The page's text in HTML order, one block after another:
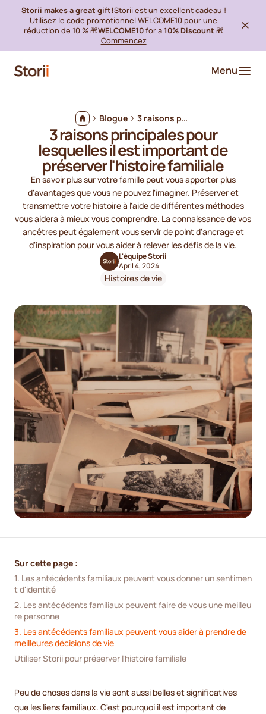
Storii makes a great gift!Storii est un excellent cadeau !
Utilisez le code promotionnel WELCOME10 pour une
réduction de 10 % 🎁WELCOME10for a10% Discount 🎁
Commencez
Menu
Blogue 3 raisons principales pour lesquelles il est important de préserver l'histoire familiale
3 raisons principales pour
lesquelles il est important de
préserver l'histoire familiale
En savoir plus sur votre famille peut vous apporter plus
d'avantages que vous ne pouvez l'imaginer. Préserver et
transmettre votre histoire à l'aide de différentes méthodes
vous aidera à mieux vous comprendre. La connaissance de vos
ancêtres peut également vous servir de point d'ancrage et
d'inspiration pour vous aider à relever les défis de la vie.
L'équipe Storii
April 4, 2024
Histoires de vie
Sur cette page :
1. Les antécédents familiaux peuvent vous donner un sentimen
t d'identité
2. Les antécédents familiaux peuvent faire de vous une meilleu
re personne
3. Les antécédents familiaux peuvent vous aider à prendre de
meilleures décisions de vie
Utiliser Storii pour préserver l'histoire familiale
Peu de choses dans la vie sont aussi belles et significatives
que les liens familiaux. C'est pourquoi il est important de